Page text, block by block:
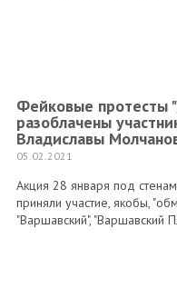
Фейковые протесты
разоблачены
Владиславы
05.02.2021
Акция 28 января под
приняли участие, якобы,
"Варшавский", "Варшавский